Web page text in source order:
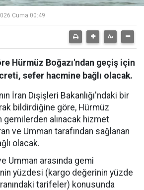
Cuma 00:49
Hürmüz Boğazı'ndan geçiş için
sefer hacmine bağlı olacak.
İran Dışişleri Bakanlığı'ndaki bir
bildirdiğine göre, Hürmüz
gemilerden alınacak hizmet
ve Umman tarafından sağlanan
olacak.
Umman arasında gemi
yüzdesi (kargo değerinin yüzde
tarifeler) konusunda